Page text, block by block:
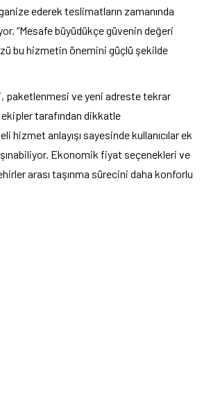
ederek teslimatların zamanında
“Mesafe büyüdükçe güvenin değeri
bu hizmetin önemini güçlü şekilde
paketlenmesi ve yeni adreste tekrar
tarafından dikkatle
hizmet anlayışı sayesinde kullanıcılar ek
Ekonomik fiyat seçenekleri ve
arası taşınma sürecini daha konforlu